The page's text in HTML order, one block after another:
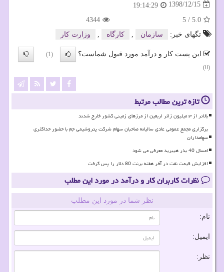
1398/12/15
19:14:29
5.0
/
5
4344
تگهای خبر:
سازمان كارگاه وزارت كار
این پست کار و درآمد مورد قبول شماست؟
(1)
(0)
تازه ترین مطالب مرتبط
بالاتر از ۳ میلیون زائر اربعین از مرزهای زمینی کشور خارج شدند
برگزاری مجمع عمومی عادی سالیانه صاحبان سهام شرکت پتروشیمی جم با حضور حداکثری
سهامداران
امسال 40 بذر هیبرید معرفی می شود
افزایش قیمت نفت در آخر هفته برنت 80 دلار را پس گرفت
نظرات کاربران کار و درآمد در مورد این مطلب
نظر شما در مورد این مطلب
نام:
ایمیل:
نظر: